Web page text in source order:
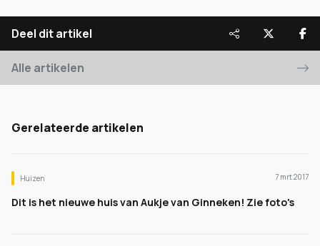
Deel dit artikel
Alle artikelen
Gerelateerde artikelen
Huizen 7 mrt 2017
Dit is het nieuwe huis van Aukje van Ginneken! Zie foto's